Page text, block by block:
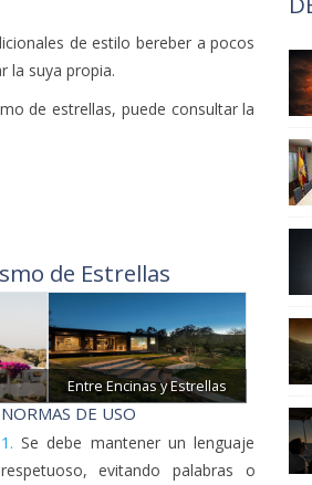
de estilo bereber a pocos
la suya propia.
de estrellas, puede consultar la
de Estrellas
Entre Encinas y Estrellas
NORMAS DE USO
1. Se debe mantener un lenguaje
respetuoso, evitando palabras o